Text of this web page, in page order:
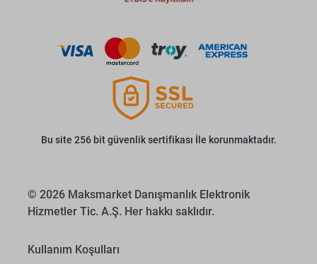
Bu site 256 bit güvenlik sertifikası İle korunmaktadır.
© 2026 Maksmarket Danışmanlık Elektronik
Hizmetler Tic. A.Ş. Her hakkı saklıdır.
Kullanım Koşulları